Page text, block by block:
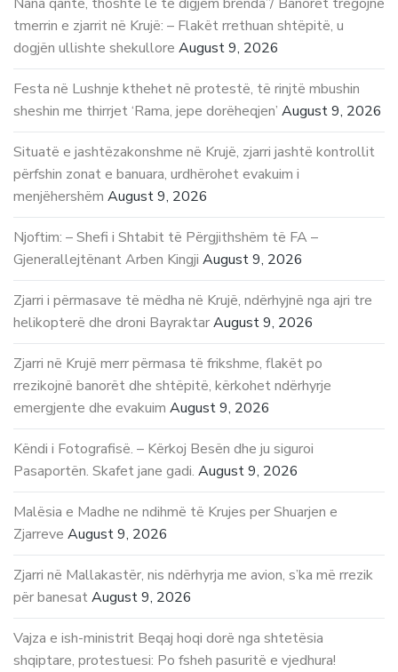
tmerrin e zjarrit në Krujë: – Flakët rrethuan shtëpitë, u
dogjën ullishte shekullore August 9, 2026
Festa në Lushnje kthehet në protestë, të rinjtë mbushin
sheshin me thirrjet ‘Rama, jepe dorëheqjen’ August 9, 2026
Situatë e jashtëzakonshme në Krujë, zjarri jashtë kontrollit
përfshin zonat e banuara, urdhërohet evakuim i
menjëhershëm August 9, 2026
Njoftim: – Shefi i Shtabit të Përgjithshëm të FA –
Gjenerallejtënant Arben Kingji August 9, 2026
Zjarri i përmasave të mëdha në Krujë, ndërhyjnë nga ajri tre
helikopterë dhe droni BayraktarAugust 9, 2026
Zjarri në Krujë merr përmasa të frikshme, flakët po
rrezikojnë banorët dhe shtëpitë, kërkohet ndërhyrje
emergjente dhe evakuim August 9, 2026
Këndi i Fotografisë. – Kërkoj Besën dhe ju siguroi
Pasaportën. Skafet jane gadi. August 9, 2026
Malësia e Madhe ne ndihmë të Krujes per Shuarjen e
Zjarreve August 9, 2026
Zjarri në Mallakastër, nis ndërhyrja me avion, s’ka më rrezik
për banesatAugust 9, 2026
Vajza e ish-ministrit Beqaj hoqi dorë nga shtetësia
shqiptare, protestuesi: Po fsheh pasuritë e vjedhura!